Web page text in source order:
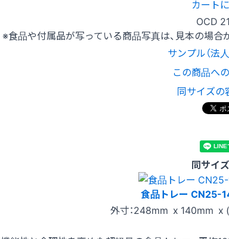
カート
OCD
※食品や付属品が写っている商品写真は、見本の場
サンプル（法
この商品へ
同サイズの
同サイ
食品トレー
外寸：248mm x 140mm x